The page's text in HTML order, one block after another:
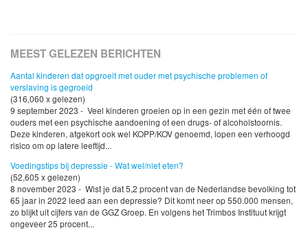
MEEST GELEZEN BERICHTEN
Aantal kinderen dat opgroeit met ouder met psychische problemen of
verslaving is gegroeid
(316,060 x gelezen)
9 september 2023 - Veel kinderen groeien op in een gezin met één of twee
ouders met een psychische aandoening of een drugs- of alcoholstoornis.
Deze kinderen, afgekort ook wel KOPP/KOV genoemd, lopen een verhoogd
risico om op latere leeftijd...
Voedingstips bij depressie - Wat wel/niet eten?
(52,605 x gelezen)
8 november 2023 - Wist je dat 5,2 procent van de Nederlandse bevolking tot
65 jaar in 2022 leed aan een depressie? Dit komt neer op 550.000 mensen,
zo blijkt uit cijfers van de GGZ Groep. En volgens het Trimbos Instituut krijgt
ongeveer 25 procent...